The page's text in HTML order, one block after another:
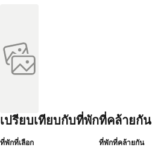
เปรียบเทียบกับที่พักที่คล้ายกัน
ที่พักที่เลือก ที่พักที่คล้ายกัน